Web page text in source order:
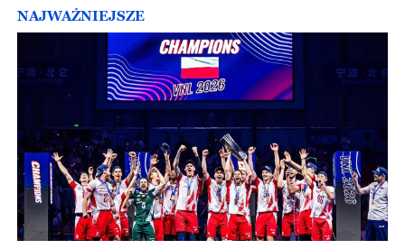
NAJWAŻNIEJSZE